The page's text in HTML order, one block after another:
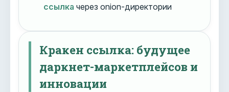
ссылка через onion-директории
Кракен ссылка: будущее
даркнет-маркетплейсов и
инновации